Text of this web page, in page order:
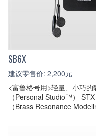
SB6X
建议零售价: 2,200元
<富鲁格号用>轻量、小巧
（Personal Studio™）
（Brass Resonance